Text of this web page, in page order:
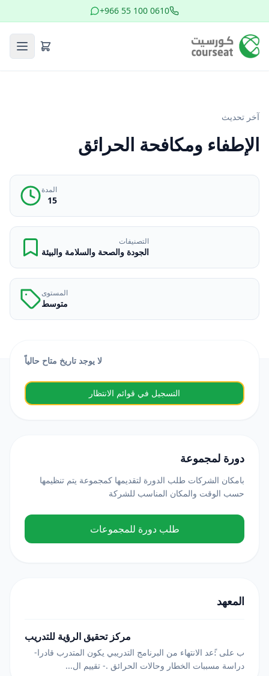
+966 55 100 0610
آخر تحديث
الإطفاء ومكافحة الحرائق
المدة
15
التصنيفات
الجودة والصحة والسلامة والبيئة
المستوى
متوسط
لا يوجد تاريخ متاح حالياً
التسجيل في قوائم الانتظار
دورة لمجموعة
بامكان الشركات طلب الدورة لتقديمها كمجموعة يتم تنظيمها
حسب الوقت والمكان المناسب للشركة
طلب دورة للمجموعات
المعهد
مركز تحقيق الرؤية للتدريب
ب على :ًعد الانتهاء من البرنامج التدريبي يكون المتدرب قادرا-
دراسة مسببات الخطار وحالات الحرائق .- تقييم ال...